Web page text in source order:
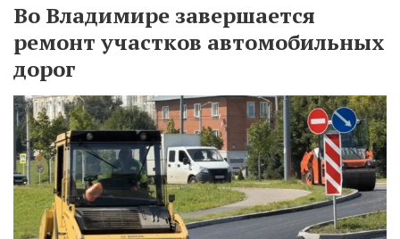
Во Владимире завершается
ремонт участков автомобильных
дорог